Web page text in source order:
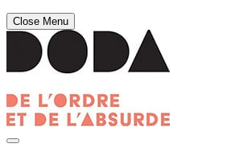
Close Menu